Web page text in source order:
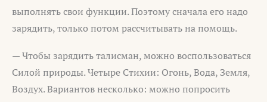
выполнять свои функции. Поэтому сначала его надо
зарядить, только потом рассчитывать на помощь.
— Чтобы зарядить талисман, можно воспользоваться
Силой природы. Четыре Стихии: Огонь, Вода, Земля,
Воздух. Вариантов несколько: можно попросить